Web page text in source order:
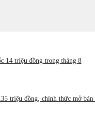
14 triệu đồng trong tháng 8
triệu đồng, chính thức mở